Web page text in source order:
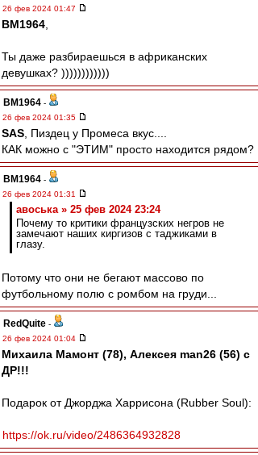
26 фев 2024 01:47
BM1964
Ты даже разбираешься в африканских
девушках? ))))))))))))
BM1964 -
26 фев 2024 01:35
SAS , Пиздец у Промеса вкус....
КАК можно с "ЭТИМ" просто находится рядом?
BM1964 -
26 фев 2024 01:31
авоська » 25 фев 2024 23:24
Почему то критики французских негров не
замечают наших киргизов с таджиками в
глазу.
Потому что они не бегают массово по
футбольному полю с ромбом на груди...
RedQuite -
26 фев 2024 01:04
Михаила Мамонт (78), Алексея man26 (56) с
ДР!!!
Подарок от Джорджа Харрисона (Rubber Soul):
https://ok.ru/video/2486364932828